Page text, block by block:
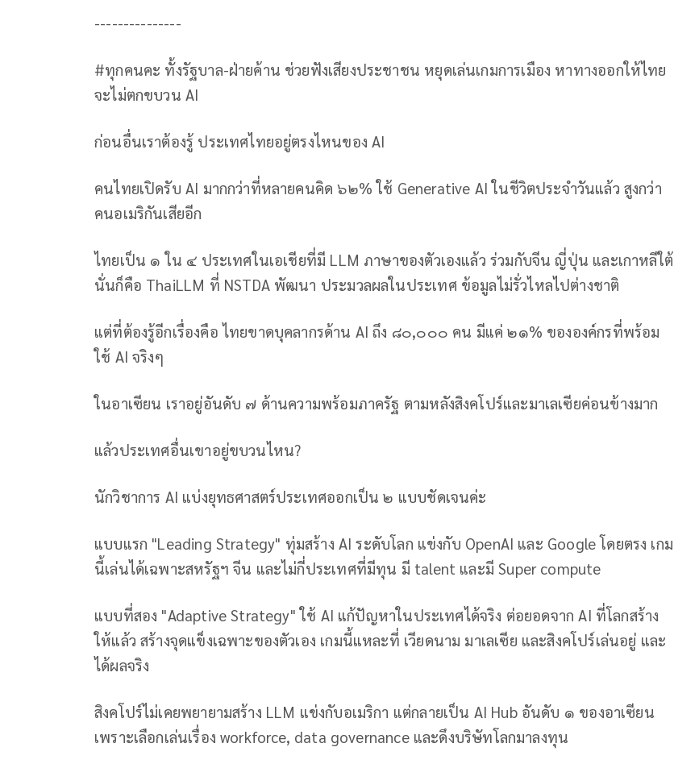
---------------
#ทุกคนคะ ทั้งรัฐบาล-ฝ่ายค้าน ช่วยฟังเสียงประชาชน หยุดเล่นเกมการเมือง หาทางออกให้ไทย
จะไม่ตกขบวน AI
ก่อนอื่นเราต้องรู้ ประเทศไทยอยู่ตรงไหนของ AI
คนไทยเปิดรับ AI มากกว่าที่หลายคนคิด ๖๒% ใช้ Generative AI ในชีวิตประจำวันแล้ว สูงกว่า
คนอเมริกันเสียอีก
ไทยเป็น ๑ ใน ๔ ประเทศในเอเชียที่มี LLM ภาษาของตัวเองแล้ว ร่วมกับจีน ญี่ปุ่น และเกาหลีใต้
นั่นก็คือ ThaiLLM ที่ NSTDA พัฒนา ประมวลผลในประเทศ ข้อมูลไม่รั่วไหลไปต่างชาติ
แต่ที่ต้องรู้อีกเรื่องคือ ไทยขาดบุคลากรด้าน AI ถึง ๘๐,๐๐๐ คน มีแค่ ๒๑% ขององค์กรที่พร้อม
ใช้ AI จริงๆ
ในอาเซียน เราอยู่อันดับ ๗ ด้านความพร้อมภาครัฐ ตามหลังสิงคโปร์และมาเลเซียค่อนข้างมาก
แล้วประเทศอื่นเขาอยู่ขบวนไหน?
นักวิชาการ AI แบ่งยุทธศาสตร์ประเทศออกเป็น ๒ แบบชัดเจนค่ะ
แบบแรก "Leading Strategy" ทุ่มสร้าง AI ระดับโลก แข่งกับ OpenAI และ Google โดยตรง เกม
นี้เล่นได้เฉพาะสหรัฐฯ จีน และไม่กี่ประเทศที่มีทุน มี talent และมี Super compute
แบบที่สอง "Adaptive Strategy" ใช้ AI แก้ปัญหาในประเทศได้จริง ต่อยอดจาก AI ที่โลกสร้าง
ให้แล้ว สร้างจุดแข็งเฉพาะของตัวเอง เกมนี้แหละที่ เวียดนาม มาเลเซีย และสิงคโปร์เล่นอยู่ และ
ได้ผลจริง
สิงคโปร์ไม่เคยพยายามสร้าง LLM แข่งกับอเมริกา แต่กลายเป็น AI Hub อันดับ ๑ ของอาเซียน
เพราะเลือกเล่นเรื่อง workforce, data governance และดึงบริษัทโลกมาลงทุน